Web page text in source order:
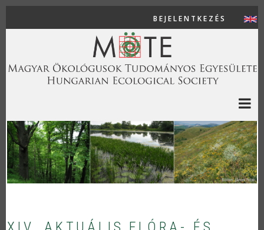
Ugrás a tartalomra
USER
BEJELENTKEZÉS